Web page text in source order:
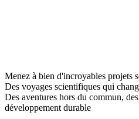
Menez à bien d'incroyables projets
Des voyages scientifiques qui
Des aventures hors du commun,
développement durable